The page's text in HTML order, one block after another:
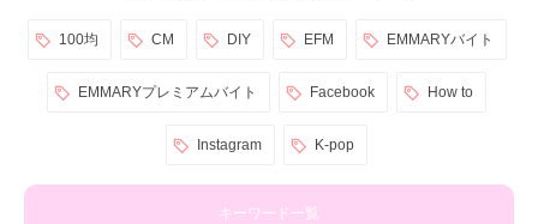
100均 CM DIY EFM EMMARYバイト
EMMARYプレミアムバイト Facebook How to
Instagram K-pop
キーワード一覧